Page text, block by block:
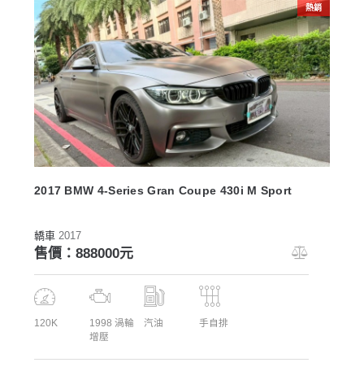
熱銷
2017 BMW 4-Series Gran Coupe 430i M Sport
轎車 2017
售價：888000元
120K
1998 渦輪
增壓
汽油 手自排